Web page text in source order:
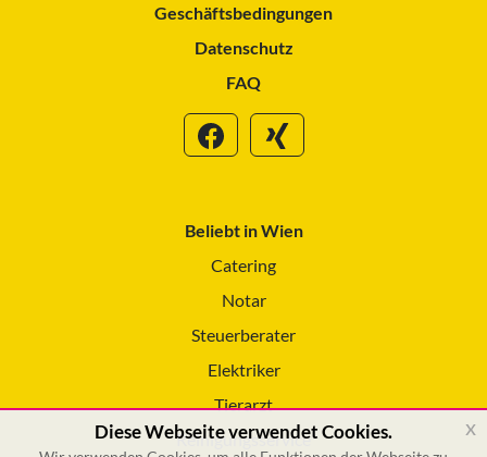
Geschäftsbedingungen
Datenschutz
FAQ
Beliebt in Wien
Catering
Notar
Steuerberater
Elektriker
Tierarzt
Reinigungsservice
Diese Webseite verwendet Cookies. x